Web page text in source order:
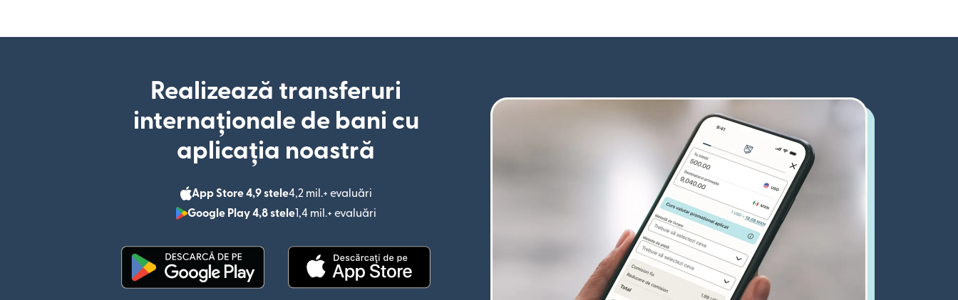
Realizează transferuri
internaționale de bani cu
aplicația noastră
App Store 4,9 stele4,2 mil.+ evaluări
(se deschide într-o fereastră nouă)
Google Play 4,8 stele1,4 mil.+ evaluări
(se deschide într-o fereastră nouă)